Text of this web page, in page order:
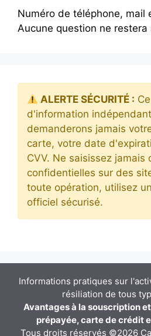
Numéro de téléphone, mail
Aucune question ne restera
ALERTE SÉCURITÉ :
d'information
demanderons jamais
carte, votre date
CVV. Ne saisissez jamais
confidentielles sur des
toute opération, utilisez
officiel sécurisé.
Informations pratiques sur
résiliation de tous
Avantages à la souscription
prépayée, carte de crédit
Tous droits réservés ©2026